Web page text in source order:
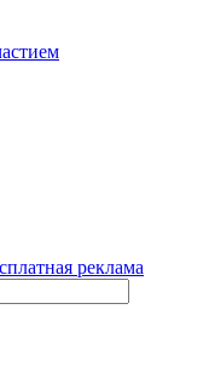
реклама